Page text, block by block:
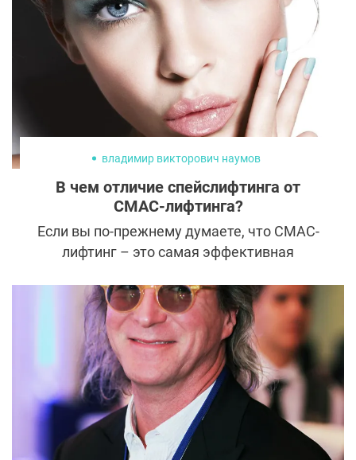
владимир викторович наумов
В чем отличие спейслифтинга от
СМАС-лифтинга?
Если вы по-прежнему думаете, что СМАС-
лифтинг – это самая эффективная
лица, то портал «300 экспертов» и
пластический хирург с 30-летним стажем
работы Владимир Викторович Наумов
готовы рассказать об инновационном
методе, показывающем более высокие
результаты.